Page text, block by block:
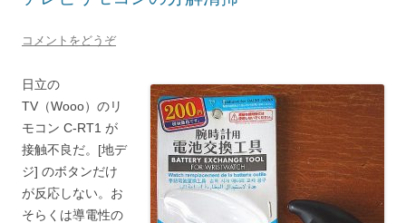
コメントをどうぞ
日立の
TV（Wooo）のリ
モコン C-RT1 が
接触不良だ。[地デ
ジ] のボタンだけ
が反応しない。お
そらくは導電性の